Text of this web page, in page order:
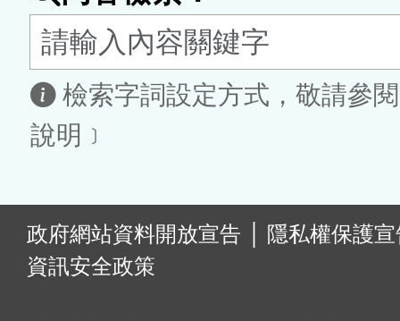
鈕
區
檢索字詞設定方式，敬請參
說明﹞
政府網站資料開放宣告
隱私權保護
資訊安全政策